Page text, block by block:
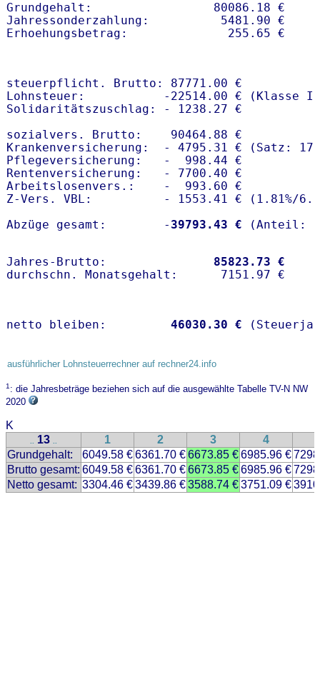
Grundgehalt:                 80086.18 €
Jahressonderzahlung:          5481.90 €
steuerpflicht. Brutto: 87771.00 €
Lohnsteuer:           -22514.00 € (Klasse I)
Solidaritätszuschlag: - 1238.27 €
sozialvers. Brutto:    90464.88 €
Krankenversicherung:  - 4795.31 € (Satz:
Pflegeversicherung:   -  998.44 €
Rentenversicherung:   - 7700.40 €
Arbeitslosenvers.:    -  993.60 €
Z-Vers. VBL:          - 1553.41 € ( 1.81%/
Abzüge gesamt:        - 39793.43 €
Jahres-Brutto: 85823.73 €
netto bleiben: 46030.30 €
ausführlicher Lohnsteuerrechner auf rechner24.info
1: die Jahresbeträge beziehen sich auf die ausgewählte Tabelle TV-N NW
2020
K
.. 13 .. 1 2 3 4
Grundgehalt:
6049.58 €6361.70 €6673.85 €6985.96 €
Brutto gesamt: 6049.58 €6361.70 €6673.85 €6985.96 €
Netto gesamt: 3304.46 €3439.86 €3588.74 €3751.09 €